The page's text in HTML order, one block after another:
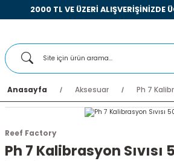
2000 TL VE ÜZERİ ALIŞVERİŞİNİZDE
Anasayfa Aksesuar Ph 7
Reef Factory
Ph 7 Kalibrasyon Sıvısı